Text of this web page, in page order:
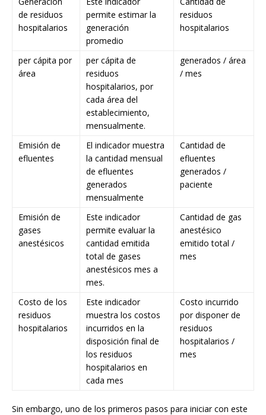
de residuos
hospitalarios
permite estimar la
generación
promedio
residuos
hospitalarios
per cápita por
área
per cápita de
residuos
hospitalarios, por
cada área del
establecimiento,
mensualmente.
generados / área
/ mes
Emisión de
efluentes
El indicador muestra
la cantidad mensual
de efluentes
generados
mensualmente
Cantidad de
efluentes
generados /
paciente
Emisión de
gases
anestésicos
Este indicador
permite evaluar la
cantidad emitida
total de gases
anestésicos mes a
mes.
Cantidad de gas
anestésico
emitido total /
mes
Costo de los
residuos
hospitalarios
Este indicador
muestra los costos
incurridos en la
disposición final de
los residuos
hospitalarios en
cada mes
Costo incurrido
por disponer de
residuos
hospitalarios /
mes
Sin embargo, uno de los primeros pasos para iniciar con este